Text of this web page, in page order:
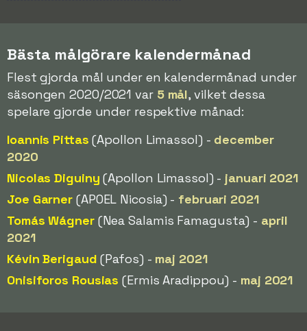
Bästa målgörare kalendermånad
Flest gjorda mål under en kalendermånad under
säsongen 2020/2021 var 5 mål, vilket dessa
spelare gjorde under respektive månad:
Ioannis Pittas (Apollon Limassol) - december
2020
Nicolas Diguiny (Apollon Limassol) - januari 2021
Joe Garner (APOEL Nicosia) - februari 2021
Tomás Wágner(Nea Salamis Famagusta) - april
2021
Kévin Berigaud (Pafos) - maj 2021
Onisiforos Rousias (Ermis Aradippou) - maj 2021